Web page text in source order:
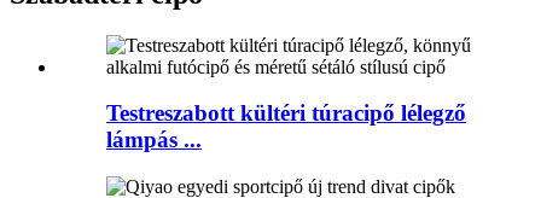
Testreszabott kültéri túracipő lélegző
lámpás ...